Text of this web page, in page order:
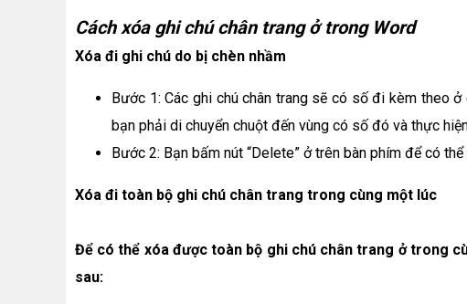
Cách xóa ghi chú chân trang ở trong Word
Xóa đi ghi chú do bị chèn nhầm
Bước 1: Các ghi chú chân trang sẽ có số đi kèm theo
bạn phải di chuyển chuột đến vùng có số đó và thực
Bước 2: Bạn bấm nút “Delete” ở trên bàn phím để có
Xóa đi toàn bộ ghi chú chân trang trong cùng một lúc
Để có thể xóa được toàn bộ ghi chú chân trang ở trong
sau: